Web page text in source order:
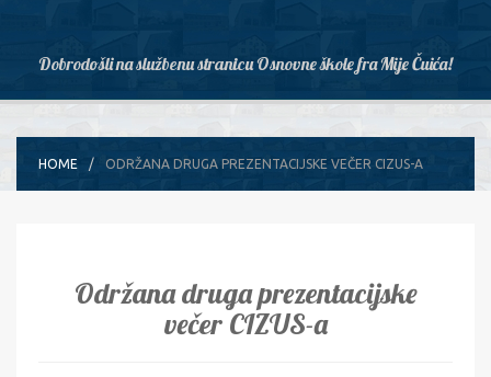
Dobrodošli na službenu stranicu Osnovne škole fra Mije Čuića!
HOME ODRŽANA DRUGA PREZENTACIJSKE VEČER CIZUS-A
Održana druga prezentacijske
večer CIZUS-a